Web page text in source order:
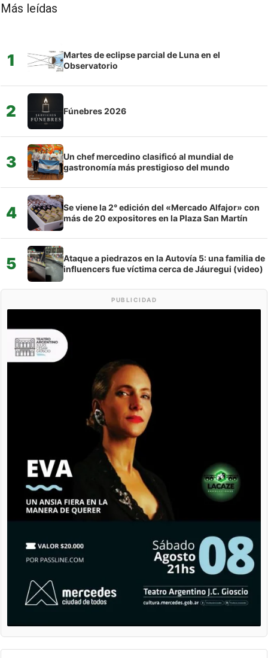
Más leídas
1
Martes de eclipse parcial de Luna en el
Observatorio
2 Fúnebres 2026
3
Un chef mercedino clasificó al mundial de
gastronomía más prestigioso del mundo
4
Se viene la 2° edición del «Mercado Alfajor» con
más de 20 expositores en la Plaza San Martín
5
Ataque a piedrazos en la Autovía 5: una familia de
influencers fue víctima cerca de Jáuregui (video)
PUBLICIDAD